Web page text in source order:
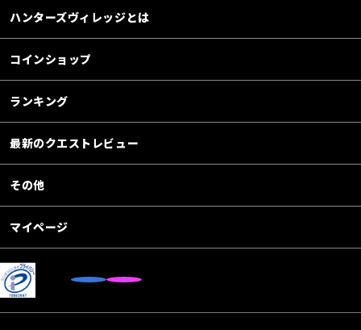
ハンターズヴィレッジとは
コインショップ
ランキング
最新のクエストレビュー
その他
マイページ